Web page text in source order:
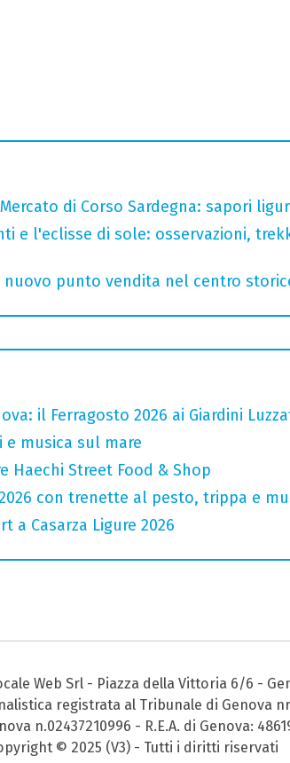
di Corso Sardegna: sapori
e l'eclisse di sole: osservazioni,
nuovo punto vendita nel centro
il Ferragosto 2026 ai Giardini
e musica sul mare
Haechi Street Food & Shop
con trenette al pesto, trippa e
Casarza Ligure 2026
Web Srl - Piazza della Vittoria 6/6 -
registrata al Tribunale di Genova
n.02437210996 - R.E.A. di Genova:
© 2025 (V3) - Tutti i diritti riservati